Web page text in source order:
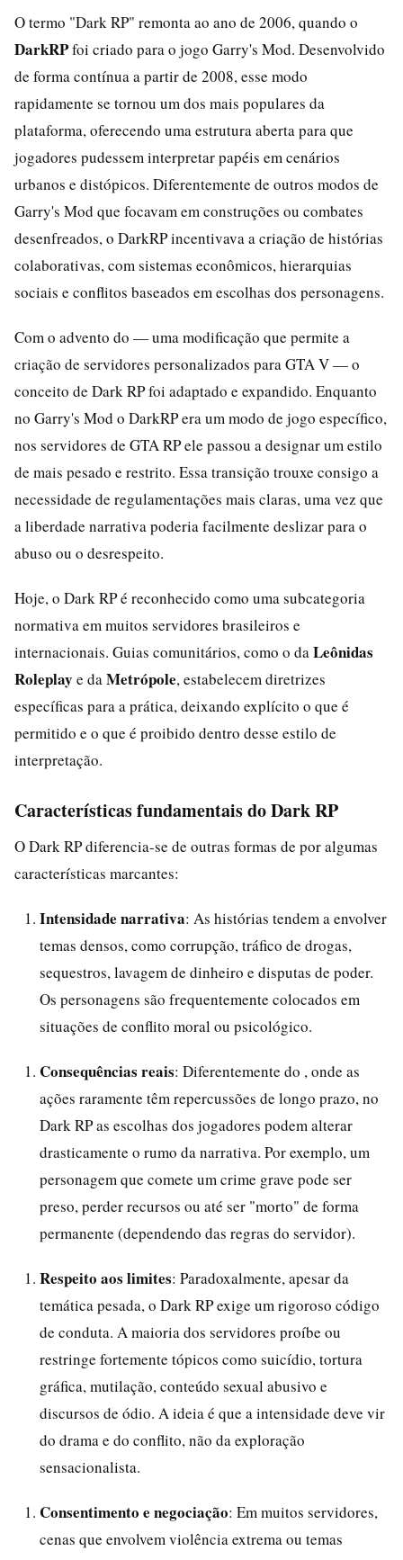
O termo "Dark RP" remonta ao ano de 2006, quando o
DarkRPfoi criado para o jogo Garry's Mod. Desenvolvido
de forma contínua a partir de 2008, esse modo
rapidamente se tornou um dos mais populares da
plataforma, oferecendo uma estrutura aberta para que
jogadores pudessem interpretar papéis em cenários
urbanos e distópicos. Diferentemente de outros modos de
Garry's Mod que focavam em construções ou combates
desenfreados, o DarkRP incentivava a criação de histórias
colaborativas, com sistemas econômicos, hierarquias
sociais e conflitos baseados em escolhas dos personagens.
Com o advento do — uma modificação que permite a
criação de servidores personalizados para GTA V — o
conceito de Dark RP foi adaptado e expandido. Enquanto
no Garry's Mod o DarkRP era um modo de jogo específico,
nos servidores de GTA RP ele passou a designar um estilo
de mais pesado e restrito. Essa transição trouxe consigo a
necessidade de regulamentações mais claras, uma vez que
a liberdade narrativa poderia facilmente deslizar para o
abuso ou o desrespeito.
Hoje, o Dark RP é reconhecido como uma subcategoria
normativa em muitos servidores brasileiros e
internacionais. Guias comunitários, como o da Leônidas
Roleplay e da Metrópole, estabelecem diretrizes
específicas para a prática, deixando explícito o que é
permitido e o que é proibido dentro desse estilo de
interpretação.
Características fundamentais do Dark RP
O Dark RP diferencia-se de outras formas de por algumas
características marcantes:
Intensidade narrativa: As histórias tendem a envolver
temas densos, como corrupção, tráfico de drogas,
sequestros, lavagem de dinheiro e disputas de poder.
Os personagens são frequentemente colocados em
situações de conflito moral ou psicológico.
Consequências reais: Diferentemente do , onde as
ações raramente têm repercussões de longo prazo, no
Dark RP as escolhas dos jogadores podem alterar
drasticamente o rumo da narrativa. Por exemplo, um
personagem que comete um crime grave pode ser
preso, perder recursos ou até ser "morto" de forma
permanente (dependendo das regras do servidor).
Respeito aos limites: Paradoxalmente, apesar da
temática pesada, o Dark RP exige um rigoroso código
de conduta. A maioria dos servidores proíbe ou
restringe fortemente tópicos como suicídio, tortura
gráfica, mutilação, conteúdo sexual abusivo e
discursos de ódio. A ideia é que a intensidade deve vir
do drama e do conflito, não da exploração
sensacionalista.
Consentimento e negociação: Em muitos servidores,
cenas que envolvem violência extrema ou temas